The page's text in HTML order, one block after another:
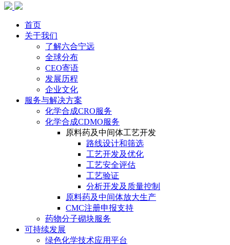
首页
关于我们
了解六合宁远
全球分布
CEO寄语
发展历程
企业文化
服务与解决方案
化学合成CRO服务
化学合成CDMO服务
原料药及中间体工艺开发
路线设计和筛选
工艺开发及优化
工艺安全评估
工艺验证
分析开发及质量控制
原料药及中间体放大生产
CMC注册申报支持
药物分子砌块服务
可持续发展
绿色化学技术应用平台